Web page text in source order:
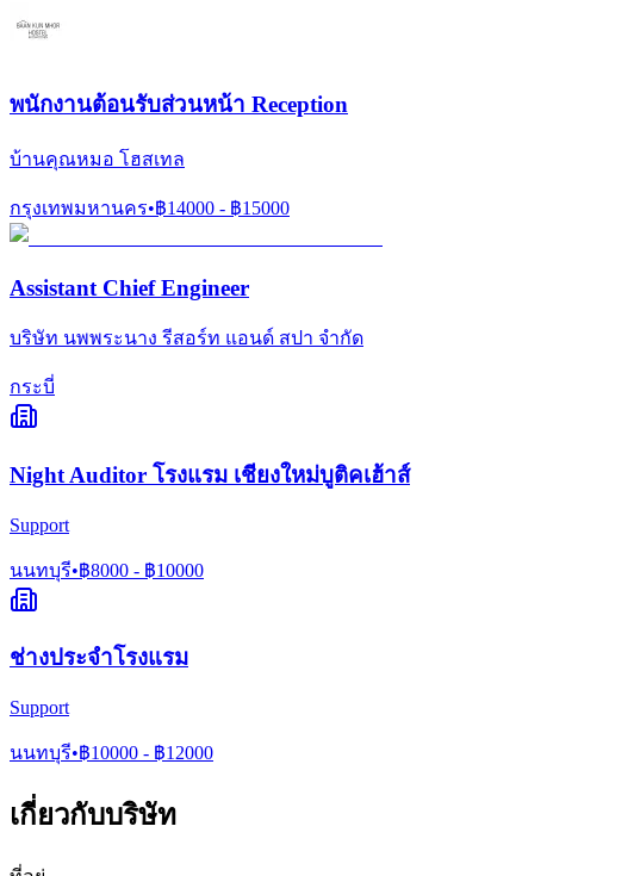
พนักงานต้อนรับส่วนหน้า Reception
บ้านคุณหมอ โฮสเทล
กรุงเทพมหานคร•฿14000 - ฿15000
Assistant Chief Engineer
บริษัท นพพระนาง รีสอร์ท แอนด์ สปา จำกัด
กระบี่
Night Auditor โรงแรม เชียงใหม่บูติคเฮ้าส์
Support
นนทบุรี•฿8000 - ฿10000
ช่างประจำโรงแรม
Support
นนทบุรี•฿10000 - ฿12000
เกี่ยวกับบริษัท